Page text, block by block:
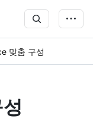
맞춤 구성